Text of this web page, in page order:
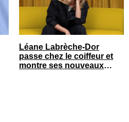
Léane Labrèche-Dor
passe chez le coiffeur et
montre ses nouveaux